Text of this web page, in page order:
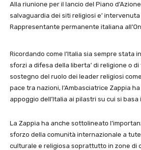
Alla riunione per il lancio del Piano
salvaguardia dei siti religiosi e’
Rappresentante permanente italiana
Ricordando come l’Italia sia sempre stata
sforzi a difesa della liberta’ di religione o
sostegno del ruolo dei leader religiosi
pace tra nazioni, l’Ambasciatrice Zappia
appoggio dell’Italia ai pilastri su cui si basa
La Zappia ha anche sottolineato
sforzo della comunità internazionale a
culturale e religiosa soprattutto in zone di